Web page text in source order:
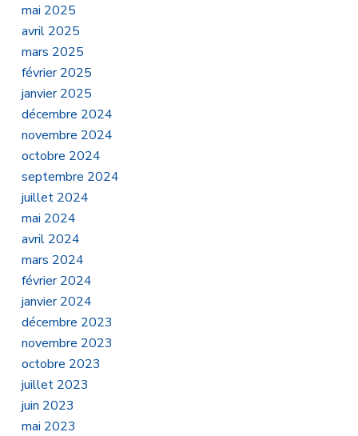
mai 2025
avril 2025
mars 2025
février 2025
janvier 2025
décembre 2024
novembre 2024
octobre 2024
septembre 2024
juillet 2024
mai 2024
avril 2024
mars 2024
février 2024
janvier 2024
décembre 2023
novembre 2023
octobre 2023
juillet 2023
juin 2023
mai 2023